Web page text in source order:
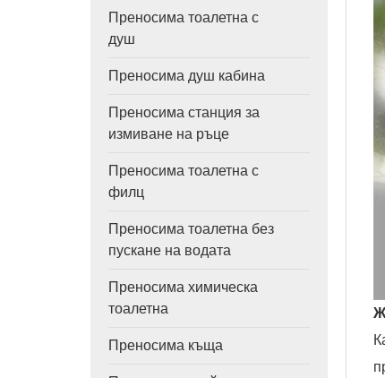
Преносима тоалетна с
душ
Преносима душ кабина
Преносима станция за
измиване на ръце
Преносима тоалетна с
филц
Преносима тоалетна без
пускане на водата
Преносима химическа
тоалетна
Преносима къща